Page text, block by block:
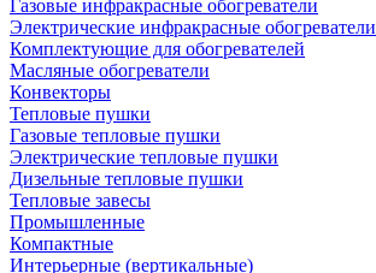
Газовые инфракрасные обогреватели
Электрические инфракрасные обогреватели
Комплектующие для обогревателей
Масляные обогреватели
Конвекторы
Тепловые пушки
Газовые тепловые пушки
Электрические тепловые пушки
Дизельные тепловые пушки
Тепловые завесы
Промышленные
Компактные
Интерьерные (вертикальные)